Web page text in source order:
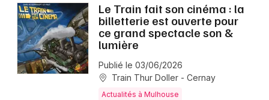
Le Train fait son cinéma : la
billetterie est ouverte pour
ce grand spectacle son &
lumière
Publié le 03/06/2026
Train Thur Doller - Cernay
Actualités à Mulhouse